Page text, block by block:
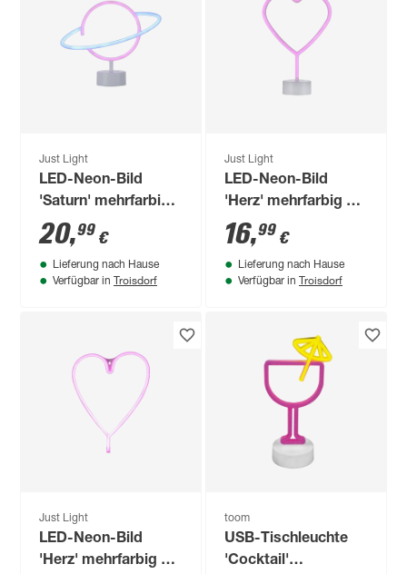
Just Light
LED-Neon-Bild
'Saturn' mehrfarbig
30 x 24 x 8,5 cm
20,99 €
Lieferung nach Hause
Verfügbar in Troisdorf
Just Light
LED-Neon-Bild
'Herz' mehrfarbig 20
x 30 x 8,5 cm
16,99 €
Lieferung nach Hause
Verfügbar in Troisdorf
Just Light
LED-Neon-Bild
'Herz' mehrfarbig 29
toom
USB-Tischleuchte
'Cocktail'